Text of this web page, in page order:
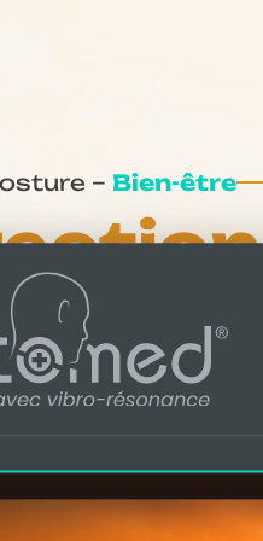
– Bien-être
qui surprennent
de